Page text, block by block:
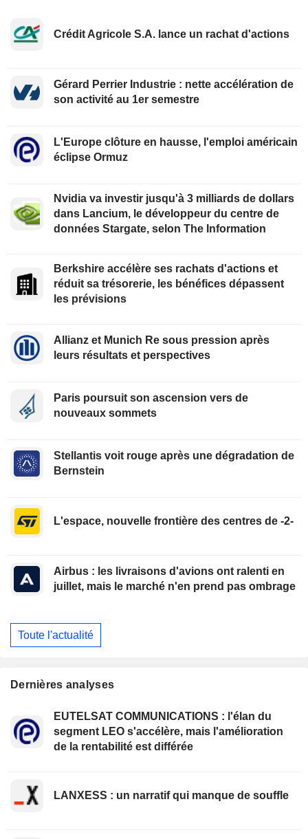
Crédit Agricole S.A. lance un rachat d'actions
Gérard Perrier Industrie : nette accélération de
son activité au 1er semestre
L'Europe clôture en hausse, l'emploi américain
éclipse Ormuz
Nvidia va investir jusqu'à 3 milliards de dollars
dans Lancium, le développeur du centre de
données Stargate, selon The Information
Berkshire accélère ses rachats d'actions et
réduit sa trésorerie, les bénéfices dépassent
les prévisions
Allianz et Munich Re sous pression après
leurs résultats et perspectives
Paris poursuit son ascension vers de
nouveaux sommets
Stellantis voit rouge après une dégradation de
Bernstein
L'espace, nouvelle frontière des centres de -2-
Airbus : les livraisons d'avions ont ralenti en
juillet, mais le marché n'en prend pas ombrage
Toute l'actualité
Dernières analyses
EUTELSAT COMMUNICATIONS : l'élan du
segment LEO s'accélère, mais l'amélioration
de la rentabilité est différée
LANXESS : un narratif qui manque de souffle